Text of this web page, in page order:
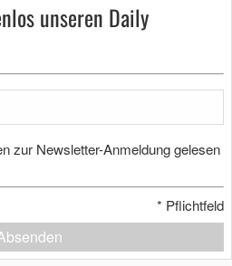
unseren Daily
zur Newsletter-Anmeldung gelesen
* Pflichtfeld